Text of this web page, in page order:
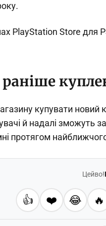
PlayStation Store для
купувати новий
й надалі зможуть
протягом
Цейво!
👍 ❤️ 😂 🔥